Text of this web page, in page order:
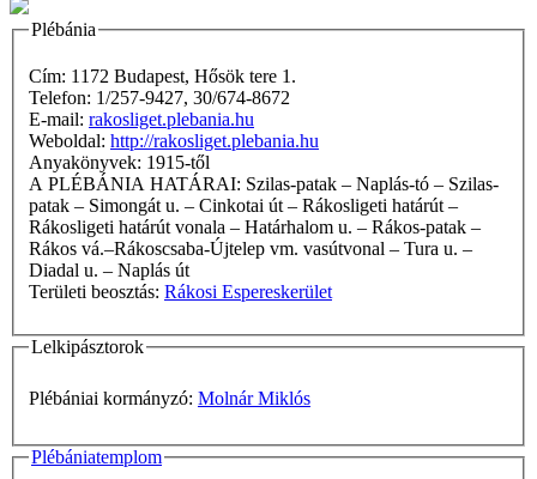
Plébánia
Cím: 1172 Budapest, Hősök tere 1.
Telefon: 1/257-9427, 30/674-8672
E-mail: rakosliget.plebania.hu
Weboldal: http://rakosliget.plebania.hu
Anyakönyvek: 1915-től
A PLÉBÁNIA HATÁRAI: Szilas-patak – Naplás-tó – Szilas-
patak – Simongát u. – Cinkotai út – Rákosligeti határút –
Rákosligeti határút vonala – Határhalom u. – Rákos-patak –
Rákos vá.–Rákoscsaba-Újtelep vm. vasútvonal – Tura u. –
Diadal u. – Naplás út
Területi beosztás: Rákosi Espereskerület
Lelkipásztorok
Plébániai kormányzó: Molnár Miklós
Plébániatemplom